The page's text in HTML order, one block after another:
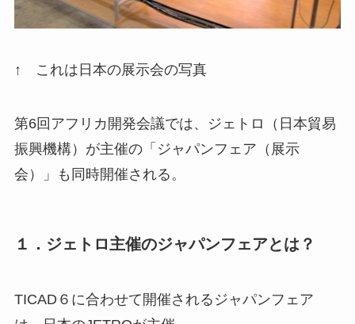
↑ これは日本の展示会の写真
第6回アフリカ開発会議では、ジェトロ（日本貿易
振興機構）が主催の「ジャパンフェア（展示
会）」も同時開催される。
１．ジェトロ主催のジャパンフェアとは？
TICAD６に合わせて開催されるジャパンフェア